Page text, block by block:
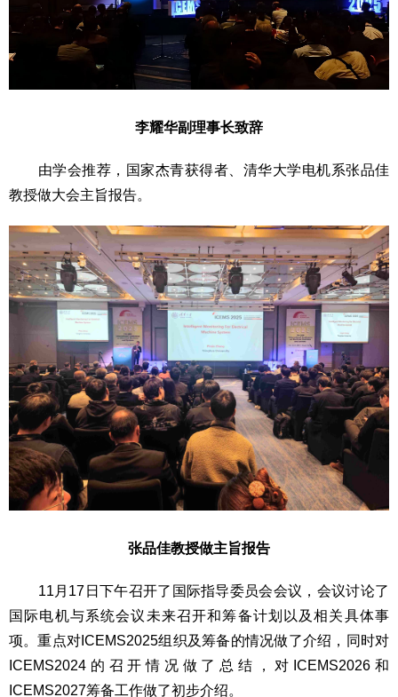
李耀华副理事长致辞
由学会推荐，国家杰青获得者、清华大学电机系张品佳
教授做大会主旨报告。
张品佳教授做主旨报告
11月17日下午召开了国际指导委员会会议，会议讨论了
国际电机与系统会议未来召开和筹备计划以及相关具体事
项。重点对ICEMS2025组织及筹备的情况做了介绍，同时对
ICEMS2024的召开情况做了总结，对ICEMS2026和
ICEMS2027筹备工作做了初步介绍。